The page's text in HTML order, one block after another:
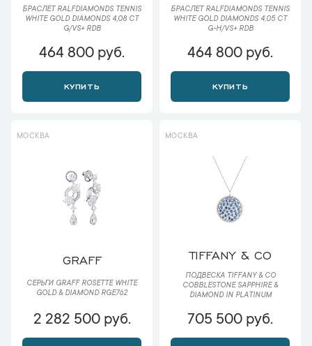
БРАСЛЕТ RALFDIAMONDS TENNIS
WHITE GOLD DIAMONDS 4,08 CT
G/VS+ RDB
464 800 руб.
КУПИТЬ
БРАСЛЕТ RALFDIAMONDS TENNIS
WHITE GOLD DIAMONDS 4,05 CT
G-H/VS+ RDB
464 800 руб.
КУПИТЬ
МОСКВА
GRAFF
СЕРЬГИ GRAFF ROSETTE WHITE
GOLD & DIAMOND RGE762
2 282 500 руб.
МОСКВА
TIFFANY & CO
ПОДВЕСКА TIFFANY & CO
COBBLESTONE SAPPHIRE &
DIAMOND IN PLATINUM
705 500 руб.